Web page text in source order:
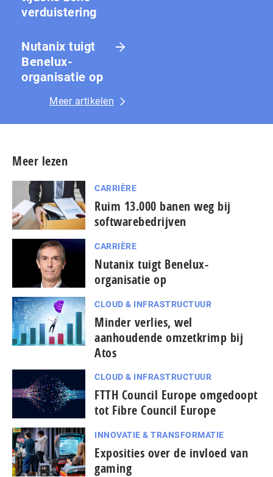
ver­duis­te­ring
Nutanix tuigt
Benelux-
organisatie op
Meer artikelen
Meer lezen
CARRIÈRE
Ruim 13.000 banen weg bij
softwarebedrijven
CARRIÈRE
Nutanix tuigt Benelux-
organisatie op
CLOUD & INFRASTRUCTUUR
Minder verlies, wel
aanhoudende omzetkrimp bij
Atos
CLOUD & INFRASTRUCTUUR
FTTH Council Europe omgedoopt
tot Fibre Council Europe
INNOVATIE & TRANSFORMATIE
Exposities over de invloed van
gaming